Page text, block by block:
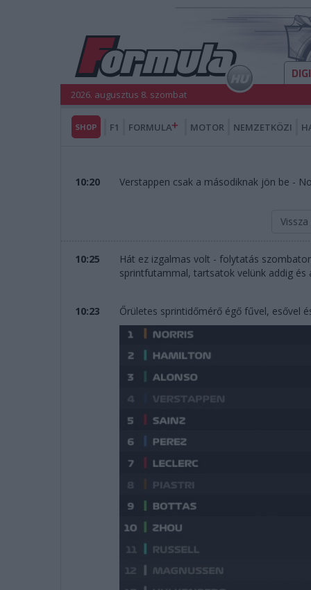
2026. augusztus 8. szombat
SHOP F1 FORMULA MOTOR NEMZETKÖZI
10:20 Verstappen csak a másodiknak jön be -
10:25
Hát ez izgalmas volt - folytatás
sprintfutammal, tartsatok velünk addig és
10:23 Őrületes sprintidőmérő égő fűvel, esővel